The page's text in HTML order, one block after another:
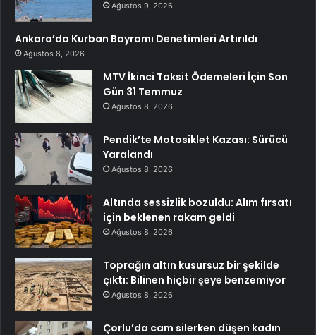
Ağustos 9, 2026
Ankara’da Kurban Bayramı Denetimleri Artırıldı
Ağustos 8, 2026
MTV İkinci Taksit Ödemeleri İçin Son
Gün 31 Temmuz
Ağustos 8, 2026
Pendik’te Motosiklet Kazası: Sürücü
Yaralandı
Ağustos 8, 2026
Altında sessizlik bozuldu: Alım fırsatı
için beklenen rakam geldi
Ağustos 8, 2026
Toprağın altın kusursuz bir şekilde
çıktı: Bilinen hiçbir şeye benzemiyor
Ağustos 8, 2026
Çorlu’da cam silerken düşen kadın